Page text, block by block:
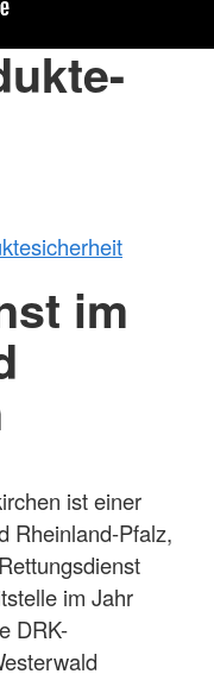
im
ist einer
Rheinland-Pfalz,
im Jahr
DRK-